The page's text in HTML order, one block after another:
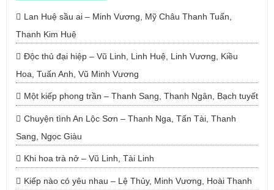
Lan Huệ sầu ai – Minh Vương, Mỹ Châu Thanh Tuấn,
Thanh Kim Huệ
Độc thủ đại hiệp – Vũ Linh, Linh Huệ, Linh Vương, Kiều
Hoa, Tuấn Anh, Vũ Minh Vương
Một kiếp phong trần – Thanh Sang, Thanh Ngân, Bạch tuyết
Chuyện tình An Lộc Sơn – Thanh Nga, Tấn Tài, Thanh
Sang, Ngọc Giàu
Khi hoa trà nở – Vũ Linh, Tài Linh
Kiếp nào có yêu nhau – Lệ Thủy, Minh Vương, Hoài Thanh